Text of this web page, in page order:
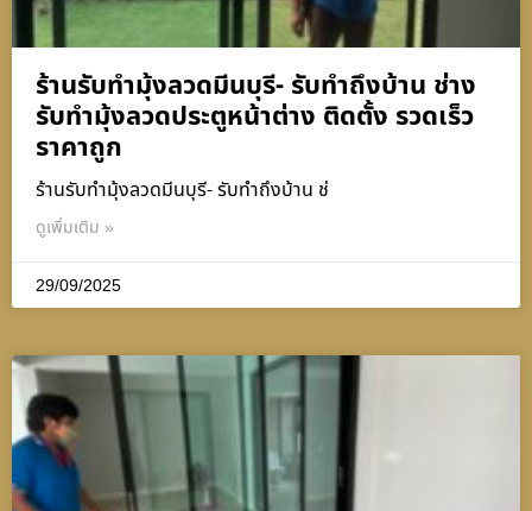
ร้านรับทำมุ้งลวดมีนบุรี- รับทำถึงบ้าน ช่าง
รับทำมุ้งลวดประตูหน้าต่าง ติดตั้ง รวดเร็ว
ราคาถูก
ร้านรับทำมุ้งลวดมีนบุรี- รับทำถึงบ้าน ช่
ดูเพิ่มเติม »
29/09/2025